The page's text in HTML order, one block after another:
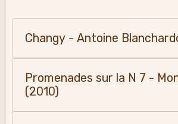
Changy - Antoine
Promenades sur la N 7 -
(2010)